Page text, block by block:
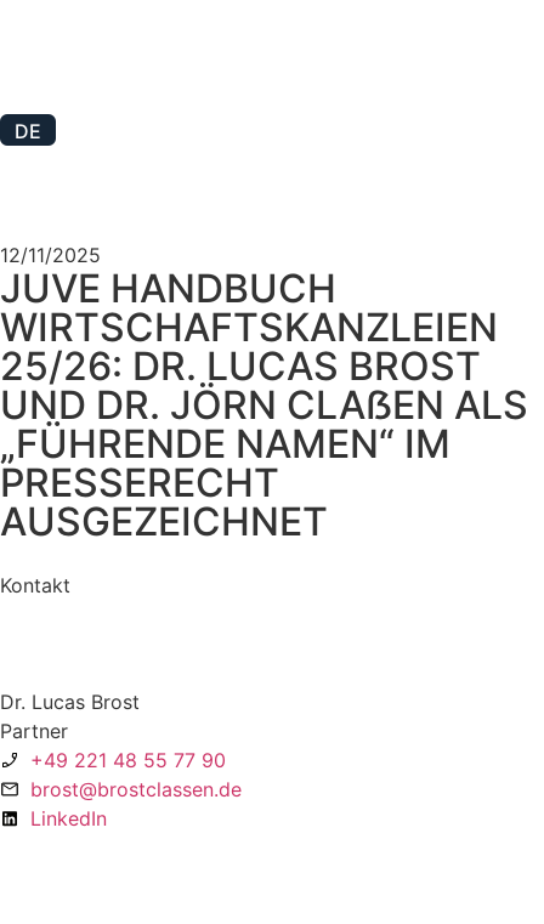
DE
12/11/2025
JUVE HANDBUCH
WIRTSCHAFTSKANZLEIEN
25/26: DR. LUCAS BROST
UND DR. JÖRN CLAẞEN ALS
„FÜHRENDE NAMEN“ IM
PRESSERECHT
AUSGEZEICHNET
Kontakt
Dr. Lucas Brost
Partner
+49 221 48 55 77 90
brost@brostclassen.de
LinkedIn